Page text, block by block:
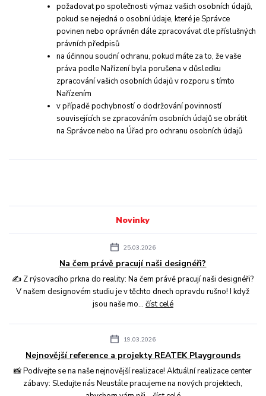
Novinky
25.03.2026
Na čem právě pracují naši designéři?
✍️ Z rýsovacího prkna do reality: Na čem právě pracují naši designéři?
V našem designovém studiu je v těchto dnech opravdu rušno! I když
jsou naše mo... číst celé
19.03.2026
Nejnovější reference a projekty REATEK Playgrounds
📸 Podívejte se na naše nejnovější realizace! Aktuální realizace center
zábavy: Sledujte nás Neustále pracujeme na nových projektech,
požadovat po společnosti výmaz vašich osobních údajů,
pokud se nejedná o osobní údaje, které je Správce
povinen nebo oprávněn dále zpracovávat dle příslušných
právních předpisů
na účinnou soudní ochranu, pokud máte za to, že vaše
práva podle Nařízení byla porušena v důsledku
zpracování vašich osobních údajů v rozporu s tímto
Nařízením
v případě pochybností o dodržování povinností
souvisejících se zpracováním osobních údajů se obrátit
na Správce nebo na Úřad pro ochranu osobních údajů